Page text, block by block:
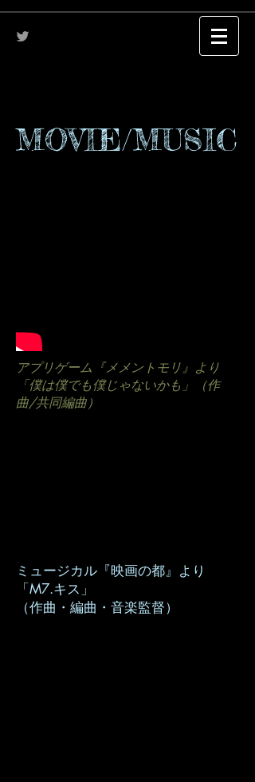
MOVIE/MUSIC
アプリゲーム『メメントモリ』より
「僕は僕でも僕じゃないかも」（作
曲/共同編曲）
ミュージカル『映画の都』より
「M7.キス」
（作曲・編曲・音楽監督）